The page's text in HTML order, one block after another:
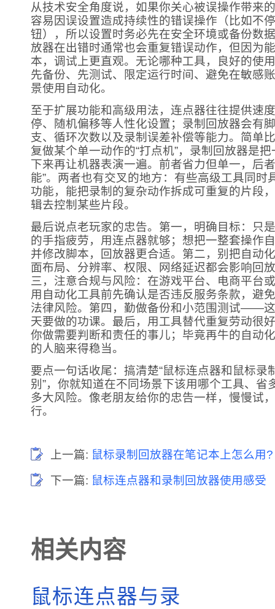
从技术安全角度说，如果你关心被误操作带来
容易因误设置造成持续性的错误操作（比如不
钮），所以设置时务必先在安全环境或备份数
放器在出错时通常也会重复错误动作，但因为
本，调试上更直观。无论哪种工具，良好的使
先备份、先测试、限定运行时间、避免在敏感
景使用自动化。
至于扩展功能和高级用法，连点器往往提供速
停、随机偏移等人性化设置；录制回放器会有
支、循环次数以及录制误差补偿等能力。简单
复做某个单一动作的“打点机”，录制回放器是
下来再让机器表演一遍。前者省力但单一，后
能”。两者也有交叉的地方：有些高级工具同时
功能，能把录制的复杂动作拆成可重复的片段
辑去控制某些片段。
最后说点老玩家的忠告。第一，明确目标：只
的手指疲劳，用连点器就够；想把一整套操作
并修改脚本，回放器更合适。第二，别把自动
面布局、分辨率、权限、网络延迟都会影响回
三，注意合规与风险：在游戏平台、电商平台
用自动化工具前先确认是否违反服务条款，避
法律风险。第四，勤做备份和小范围测试——
天要做的功课。最后，用工具替代重复劳动很
你做需要判断和责任的事儿；毕竟再牛的自动
的人脑来得稳当。
要点一句话收尾：搞清楚“鼠标连点器和鼠标录
别”，你就知道在不同场景下该用哪个工具、省
多大风险。像老朋友给你的忠告一样，慢慢试
行。
上一篇: 鼠标录制回放器在笔记本上怎么用?
下一篇: 鼠标连点器和录制回放器使用感受
相关内容
鼠标连点器与录